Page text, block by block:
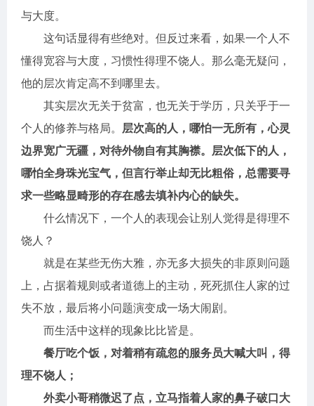
与大度。
这句话显得有些绝对。但反过来看，如果一个人不
懂得宽容与大度，习惯性得理不饶人。那么毫无疑问，
他的层次肯定高不到哪里去。
其实层次无关于贫富，也无关于学历，只关乎于一
个人的修养与格局。
层次高的人，哪怕一无所有，心灵
边界宽广无疆，对待外物自有其胸襟。层次低下的人，
哪怕全身珠光宝气，但言行举止却无比粗俗，总需要寻
求一些略显畸形的存在感去填补内心的缺失。
什么情况下，一个人的表现会让别人觉得是得理不
饶人？
就是在某些无伤大雅，亦无多大损失的非原则问题
上，占据着规则或者道德上的主动，死死抓住人家的过
失不放，最后将小问题演变成一场大闹剧。
而生活中这样的现象比比皆是。
餐厅吃个饭，对着稍有疏忽的服务员大喊大叫，得
理不饶人；
外卖小哥稍微迟了点，立马指着人家的鼻子破口大